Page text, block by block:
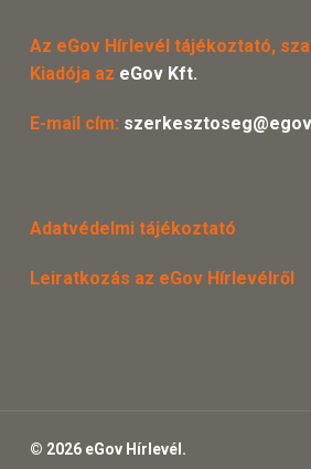
Az eGov Hírlevél tájékoztató,
Kiadója az eGov Kft.
E-mail cím:
Adatvédelmi tájékoztató
Leiratkozás az eGov Hírlevélről
© 2026 eGov Hírlevél.